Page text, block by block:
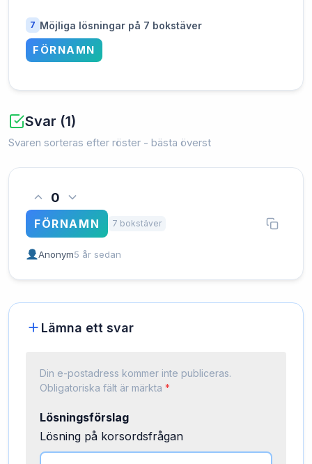
7 Möjliga lösningar på 7 bokstäver
FÖRNAMN
Svar (1)
Svaren sorteras efter röster - bästa överst
0
FÖRNAMN 7 bokstäver
Anonym5 år sedan
Lämna ett svar
Din e-postadress kommer inte publiceras.
Obligatoriska fält är märkta *
Lösningsförslag
Lösning på korsordsfrågan